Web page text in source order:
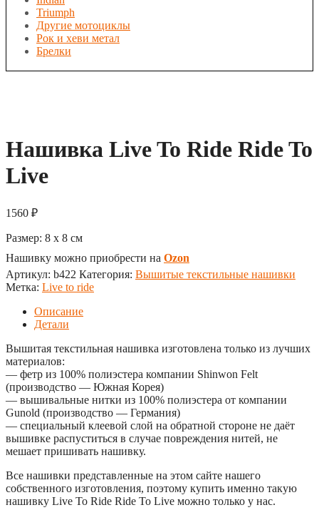
Triumph
Другие мотоциклы
Рок и хеви метал
Брелки
Нашивка Live To Ride Ride To
Live
1560 ₽
Размер: 8 x 8 см
Нашивку можно приобрести на Ozon
Артикул: b422 Категория: Вышитые текстильные нашивки
Метка: Live to ride
Описание
Детали
Вышитая текстильная нашивка изготовлена только из лучших
материалов:
— фетр из 100% полиэстера компании Shinwon Felt
(производство — Южная Корея)
— вышивальные нитки из 100% полиэстера от компании
Gunold (производство — Германия)
— специальный клеевой слой на обратной стороне не даёт
вышивке распуститься в случае повреждения нитей, не
мешает пришивать нашивку.
Все нашивки представленные на этом сайте нашего
собственного изготовления, поэтому купить именно такую
нашивку Live To Ride Ride To Live можно только у нас.